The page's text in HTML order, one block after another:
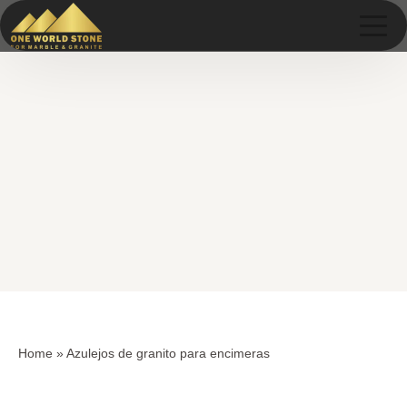
Home »Azulejos de granito para encimeras